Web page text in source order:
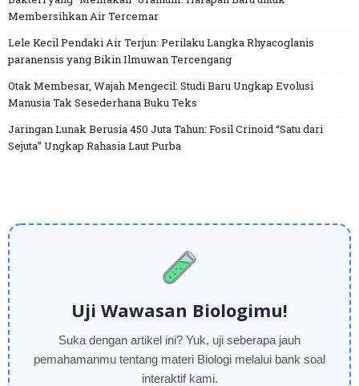
Membersihkan Air Tercemar
Lele Kecil Pendaki Air Terjun: Perilaku Langka Rhyacoglanis
paranensis yang Bikin Ilmuwan Tercengang
Otak Membesar, Wajah Mengecil: Studi Baru Ungkap Evolusi
Manusia Tak Sesederhana Buku Teks
Jaringan Lunak Berusia 450 Juta Tahun: Fosil Crinoid “Satu dari
Sejuta” Ungkap Rahasia Laut Purba
Uji Wawasan Biologimu!
Suka dengan artikel ini? Yuk, uji seberapa jauh
pemahamanmu tentang materi Biologi melalui bank soal
interaktif kami.